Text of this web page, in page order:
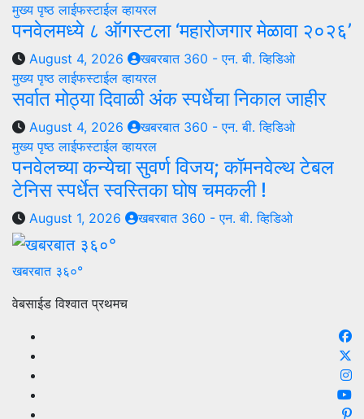
मुख्य पृष्ठलाईफस्टाईलव्हायरल
पनवेलमध्ये ८ ऑगस्टला ‘महारोजगार मेळावा २०२६’
August 4, 2026
खबरबात 360 - एन. बी. व्हिडिओ
मुख्य पृष्ठलाईफस्टाईलव्हायरल
सर्वात मोठ्या दिवाळी अंक स्पर्धेचा निकाल जाहीर
August 4, 2026
खबरबात 360 - एन. बी. व्हिडिओ
मुख्य पृष्ठलाईफस्टाईलव्हायरल
पनवेलच्या कन्येचा सुवर्ण विजय; कॉमनवेल्थ टेबल
टेनिस स्पर्धेत स्वस्तिका घोष चमकली !
August 1, 2026 खबरबात 360 - एन. बी. व्हिडिओ
खबरबात ३६०°
वेबसाईड विश्वात प्रथमच